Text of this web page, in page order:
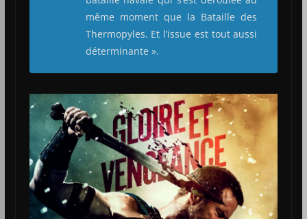
même moment que la Bataille des
Thermopyles. Et l’issue est tout aussi
déterminante ».